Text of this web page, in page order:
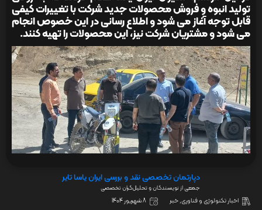
تولید انبوه و فروش محصولات جدید شرکت با تغییرات کیفی
قابل توجه آغاز می شود و اطلاع رسانی در این خصوص انجام
می شود و مشتریان شرکت نیز، این محصولات را تهیه کنند.
دپارتمان تخصصی نقد و بررسی ایران یاسا تایر
جمعی از نویسندگان و تحلیل‌گران تخصصی
اخبار تکنولوژی و فناوری,خبر 8 شهریور 1404